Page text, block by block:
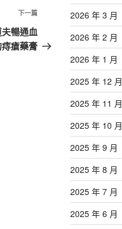
下
篇
下一篇
暢通血
瘡藥膏
2026 年 3 月
2026 年 2 月
2026 年 1 月
2025 年 12 月
2025 年 11 月
2025 年 10 月
2025 年 9 月
2025 年 8 月
2025 年 7 月
2025 年 6 月